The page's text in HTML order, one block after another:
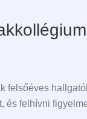
és felhívni